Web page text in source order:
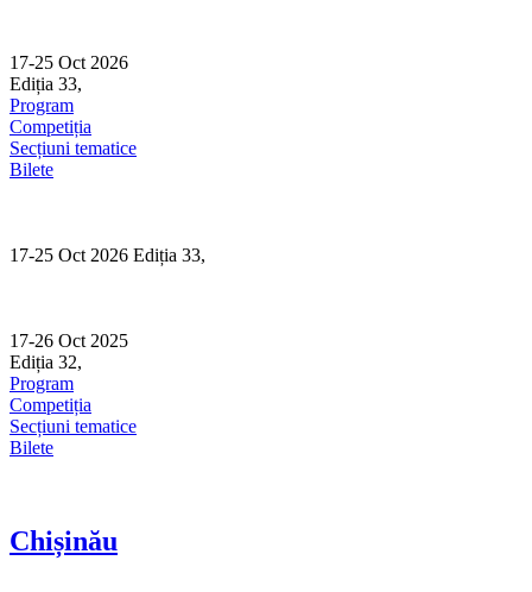
content
17-25 Oct 2026
Ediția 33,
Program
Competiția
Secțiuni tematice
Bilete
17-25 Oct 2026 Ediția 33,
17-26 Oct 2025
Ediția 32,
Program
Competiția
Secțiuni tematice
Bilete
Chișinău